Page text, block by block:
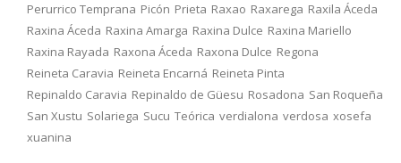
Perurrico Temprana Picón Prieta Raxao Raxarega Raxila Áceda
Raxina Áceda Raxina Amarga Raxina Dulce Raxina Mariello
Raxina Rayada Raxona Áceda Raxona Dulce Regona
Reineta Caravia Reineta Encarná Reineta Pinta
Repinaldo Caravia Repinaldo de Güesu Rosadona San Roqueña
San Xustu Solariega Sucu Teórica verdialona verdosa xosefa
xuanina